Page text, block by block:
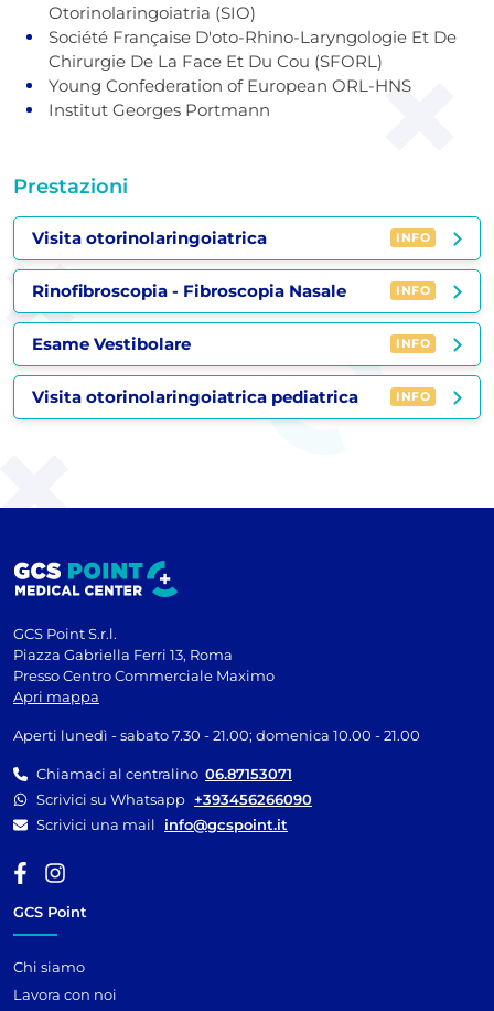
Otorinolaringoiatria (SIO)
Société Française D'oto-Rhino-Laryngologie Et De
Chirurgie De La Face Et Du Cou (SFORL)
Young Confederation of European ORL-HNS
Institut Georges Portmann
Prestazioni
Visita otorinolaringoiatrica INFO
Rinofibroscopia - Fibroscopia Nasale INFO
Esame Vestibolare INFO
Visita otorinolaringoiatrica pediatrica INFO
GCS Point S.r.l.
Piazza Gabriella Ferri 13, Roma
Presso Centro Commerciale Maximo
Apri mappa
Aperti lunedì - sabato 7.30 - 21.00; domenica 10.00 - 21.00
Chiamaci al centralino 06.87153071
Scrivici su Whatsapp +393456266090
Scrivici una mail
info@gcspoint.it
GCS Point
Chi siamo
Lavora con noi